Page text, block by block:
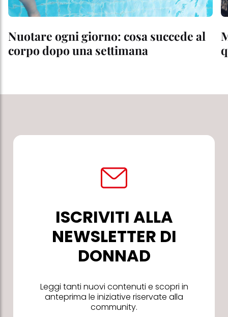
Nuotare ogni giorno: cosa succede al
corpo dopo una settimana
ISCRIVITI ALLA
NEWSLETTER DI
DONNAD
Leggi tanti nuovi contenuti e scopri in
anteprima le iniziative riservate alla
community.